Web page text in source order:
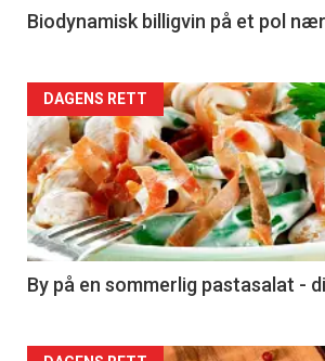
4
Biodynamisk billigvin på et pol
Forsiden
akkurat
nå
-
5
DAGENS RETT
By på en sommerlig pastasalat -